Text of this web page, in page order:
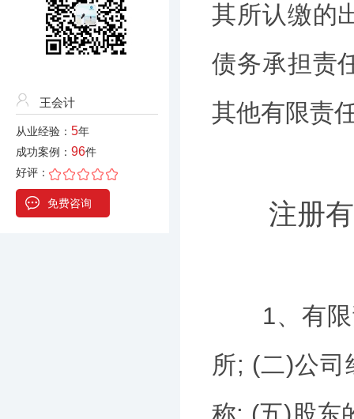
王会计
从业经验： 5年
成功案例： 96件
好评：
免费咨询
其所认缴的
债务承担责
其他有限责
注册有
1、有限
所; (二)公